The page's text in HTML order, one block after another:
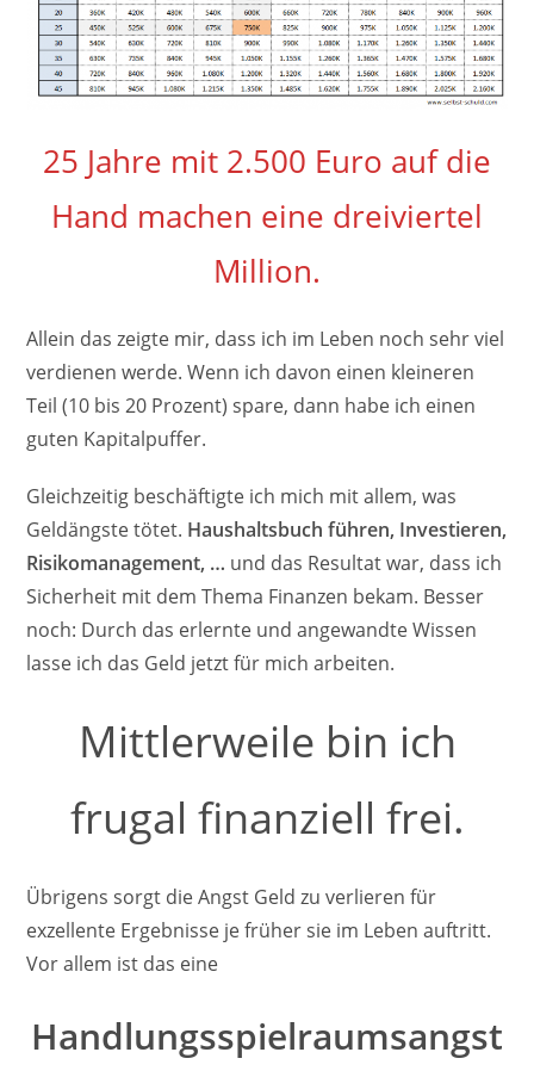
25 Jahre mit 2.500 Euro auf die
Hand machen eine dreiviertel
Million.
Allein das zeigte mir, dass ich im Leben noch sehr viel
verdienen werde. Wenn ich davon einen kleineren
Teil (10 bis 20 Prozent) spare, dann habe ich einen
guten Kapitalpuffer.
Gleichzeitig beschäftigte ich mich mit allem, was
Geldängste tötet. Haushaltsbuch führen, Investieren,
Risikomanagement, … und das Resultat war, dass ich
Sicherheit mit dem Thema Finanzen bekam. Besser
noch: Durch das erlernte und angewandte Wissen
lasse ich das Geld jetzt für mich arbeiten.
Mittlerweile bin ich
frugal finanziell frei.
Übrigens sorgt die Angst Geld zu verlieren für
exzellente Ergebnisse je früher sie im Leben auftritt.
Vor allem ist das eine
Handlungsspielraumsangst